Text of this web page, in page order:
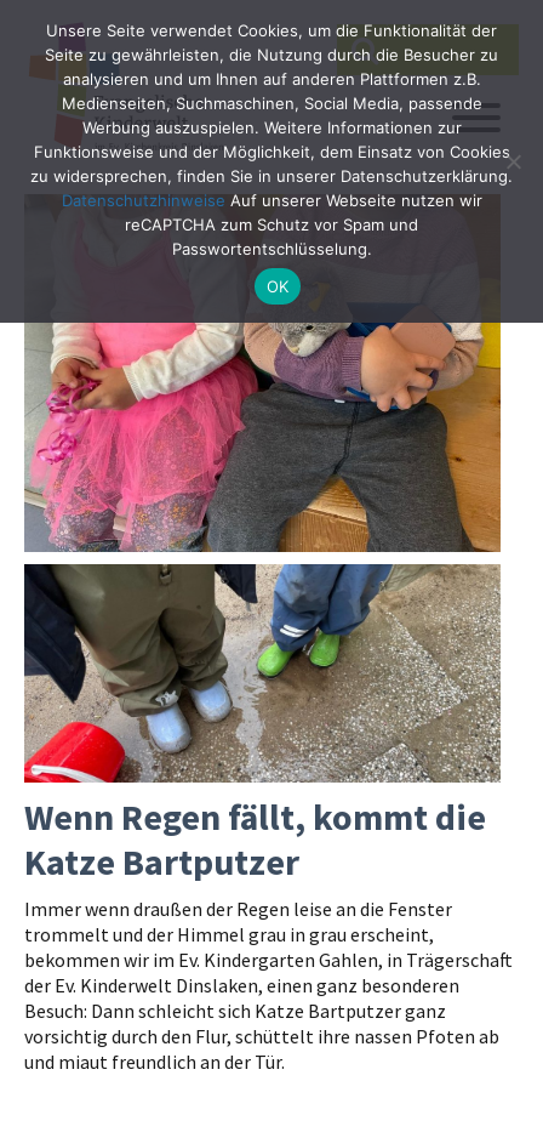
Search
for:
SEARCH
Wenn Regen fällt, kommt die
Katze Bartputzer
Immer wenn draußen der Regen leise an die Fenster
trommelt und der Himmel grau in grau erscheint,
bekommen wir im Ev. Kindergarten Gahlen, in Trägerschaft
der Ev. Kinderwelt Dinslaken, einen ganz besonderen
Besuch: Dann schleicht sich Katze Bartputzer ganz
vorsichtig durch den Flur, schüttelt ihre nassen Pfoten ab
und miaut freundlich an der Tür.
Unsere Seite verwendet Cookies, um die Funktionalität der
Seite zu gewährleisten, die Nutzung durch die Besucher zu
analysieren und um Ihnen auf anderen Plattformen z.B.
Medienseiten, Suchmaschinen, Social Media, passende
Werbung auszuspielen. Weitere Informationen zur
Funktionsweise und der Möglichkeit, dem Einsatz von Cookies
zu widersprechen, finden Sie in unserer Datenschutzerklärung.
DatenschutzhinweiseAuf unserer Webseite nutzen wir
reCAPTCHA zum Schutz vor Spam und
Passwortentschlüsselung.
OK